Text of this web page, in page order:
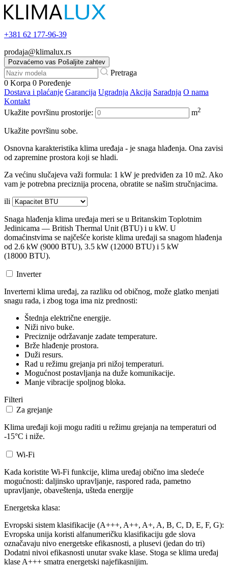
+381 62 177-96-39
prodaja@klimalux.rs
Pozvaćemo vas Pošaljite zahtev
Pretraga
0 Korpa 0 Poređenje
Dostava i plaćanje Garancija Ugradnja Akcija Saradnja O nama
Kontakt
Ukažite površinu prostorije:
m2
Ukažite površinu sobe.
Osnovna karakteristika klima uređaja - je snaga hlađenja. Ona zavisi
od zapremine prostora koji se hladi.
Za većinu slučajeva važi formula: 1 kW je predviđen za 10 m2. Ako
vam je potrebna preciznija procena, obratite se našim stručnjacima.
ili
Snaga hlađenja klima uređaja meri se u Britanskim Toplotnim
Jedinicama — British Thermal Unit (BTU) i u kW. U
domaćinstvima se najčešće koriste klima uređaji sa snagom hlađenja
od 2.6 kW (9000 BTU), 3.5 kW (12000 BTU) i 5 kW
(18000 BTU).
Inverter
Inverterni klima uređaj, za razliku od običnog, može glatko menjati
snagu rada, i zbog toga ima niz prednosti:
Štednja električne energije.
Niži nivo buke.
Preciznije održavanje zadate temperature.
Brže hlađenje prostora.
Duži resurs.
Rad u režimu grejanja pri nižoj temperaturi.
Mogućnost postavljanja na duže komunikacije.
Manje vibracije spoljnog bloka.
Filteri
Za grejanje
Klima uređaji koji mogu raditi u režimu grejanja na temperaturi od
-15°C i niže.
Wi-Fi
Kada koristite Wi-Fi funkcije, klima uređaj obično ima sledeće
mogućnosti: daljinsko upravljanje, raspored rada, pametno
upravljanje, obaveštenja, ušteda energije
Energetska klasa:
Evropski sistem klasifikacije (A+++, A++, A+, A, B, C, D, E, F, G):
Evropska unija koristi alfanumeričku klasifikaciju gde slova
označavaju nivo energetske efikasnosti, a plusevi (jedan do tri)
Dodatni nivoi efikasnosti unutar svake klase. Stoga se klima uređaj
klase A+++ smatra energetski najefikasnijim.